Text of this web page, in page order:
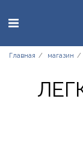
Главная магазин